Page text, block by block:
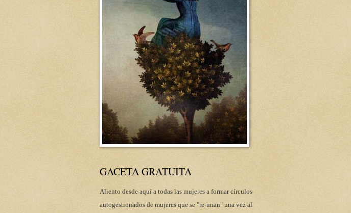
GACETA GRATUITA
Aliento desde aquí a todas las mujeres a formar círculos
autogestionados de mujeres que se "re-unan" una vez al